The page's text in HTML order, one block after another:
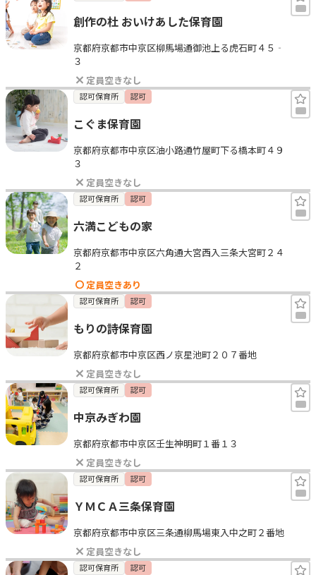
創作の杜 おいけあした保育園
京都府京都市中京区柳馬場通御池上る虎石町４５‐
３
定員空きなし
認可保育所 認可
こぐま保育園
京都府京都市中京区油小路通竹屋町下る橋本町４９
３
定員空きなし
認可保育所 認可
六満こどもの家
京都府京都市中京区六角通大宮西入三条大宮町２４
２
定員空きあり
認可保育所 認可
もりの詩保育園
京都府京都市中京区西ノ京星池町２０７番地
定員空きなし
認可保育所 認可
中京みぎわ園
京都府京都市中京区壬生神明町１番１３
定員空きなし
認可保育所 認可
ＹＭＣＡ三条保育園
京都府京都市中京区三条通柳馬場東入中之町２番地
定員空きなし
認可保育所 認可